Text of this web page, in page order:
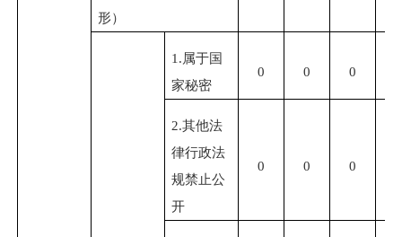
形）
1.属于国
家秘密
0 0 0
2.其他法
律行政法
规禁止公
开
0 0 0